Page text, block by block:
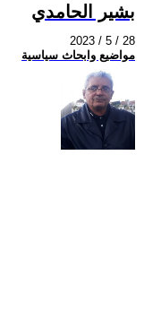
بشير الحامدي
2023 / 5 / 28
مواضيع وابحاث سياسية